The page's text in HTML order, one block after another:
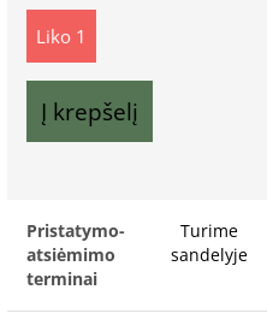
Liko 1
Į krepšelį
Pristatymo-
atsiėmimo
terminai
Turime
sandelyje